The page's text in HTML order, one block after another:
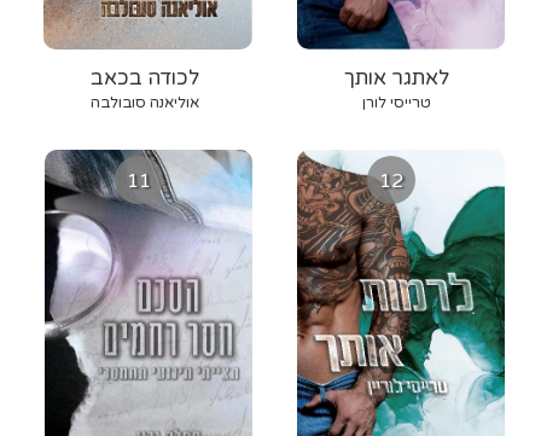
לכודה בכאב
אוליאנה סובולבה
לאתגר אותך
טרייסי לורן
11 12